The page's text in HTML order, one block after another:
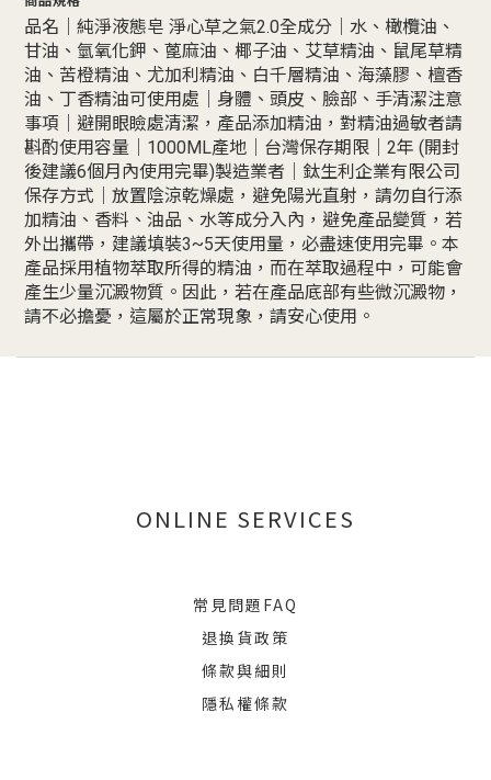
品名｜純淨液態皂 淨心草之氣2.0全成分｜水、橄欖油、
甘油、氫氧化鉀、蓖麻油、椰子油、艾草精油、鼠尾草精
油、苦橙精油、尤加利精油、白千層精油、海藻膠、檀香
油、丁香精油可使用處｜身體、頭皮、臉部、手清潔注意
事項｜避開眼瞼處清潔，產品添加精油，對精油過敏者請
斟酌使用容量｜1000ML產地｜台灣保存期限｜2年 (開封
後建議6個月內使用完畢)製造業者｜鈦生利企業有限公司
保存方式｜放置陰涼乾燥處，避免陽光直射，請勿自行添
加精油、香料、油品、水等成分入內，避免產品變質，若
外出攜帶，建議填裝3~5天使用量，必盡速使用完畢。本
產品採用植物萃取所得的精油，而在萃取過程中，可能會
產生少量沉澱物質。因此，若在產品底部有些微沉澱物，
請不必擔憂，這屬於正常現象，請安心使用。
ONLINE SERVICES
常見問題FAQ
退換貨政策
條款與細則
隱私權條款